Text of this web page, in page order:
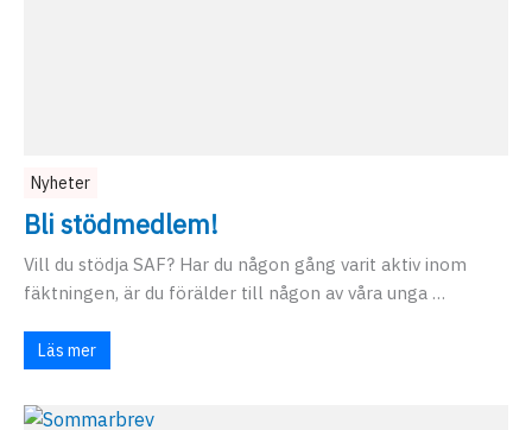
Nyheter
Bli stödmedlem!
Vill du stödja SAF? Har du någon gång varit aktiv inom
fäktningen, är du förälder till någon av våra unga …
Läs mer